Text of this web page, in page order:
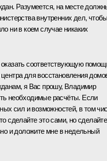
Разумеется, на месте
внутренних дел,
ни в коем случае никаких
соответствующую
для восстановления
я Вас прошу, Владимир
необходимые расчёты. Если
сил и возможностей, в том
сделайте это сами, но сделайте
и доложите мне в недельный